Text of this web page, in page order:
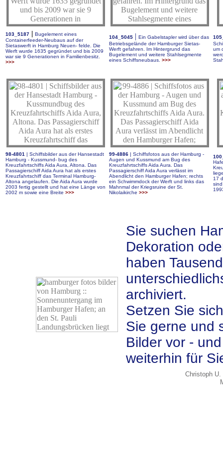
103_5187
Bugelement eines
Containerfeeder-Neubaus auf der
Sietaswerft in Hamburg Neuen- felde. Die
Werft wurde 1635 gegründet und bis 2009
war sie 9 Generationen in Familienbesitz.
>>>
104_5045 | Ein Gabelstapler wird über das
Betriebsgelände der Hamburger Sietas-
Werft gefahren. Im Hintergrund das
Bugelement und weitere Stahlsegmente
eines Schiffsneubaus. >>>
um
98-4801 | Schiffsbilder aus der Hansestadt
Hamburg - Kussmund- bug des
Kreuzfahrtschiffs Aida Aura, Altona. Das
Passagierschiff Aida Aura hat als erstes
Kreuzfahrtschiff das Terminal Hamburg-
Altona angelaufen. Die Aida Aura wurde
2003 fertig gestellt und hat eine Länge von
2002 m sowie eine Breite >>>
99-4886 | Schiffsfotos aus der Hamburg -
Augen und Kussmund am Bug des
Kreuzfahrtschiffs Aida Aura. Das
Passagierschiff Aida Aura verlässt im
Abendlicht den Hamburger Hafen; rechts
ein Schwimmdock der Werft und links das
Mahnmal der Kriegsruine der St.
Nikolaikirche >>>
17
Sie suchen
Dekoration
haben
archiviert.
Setzen Sie
Sie gerne und
Bilder vor -
weiterhin für
Christoph U.